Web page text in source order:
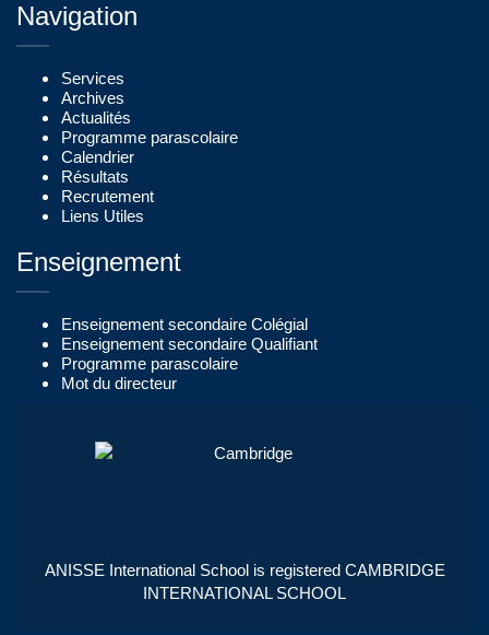
Navigation
Services
Archives
Actualités
Programme parascolaire
Calendrier
Résultats
Recrutement
Liens Utiles
Enseignement
Enseignement secondaire Colégial
Enseignement secondaire Qualifiant
Programme parascolaire
Mot du directeur
ANISSE International School is registered CAMBRIDGE
INTERNATIONAL SCHOOL